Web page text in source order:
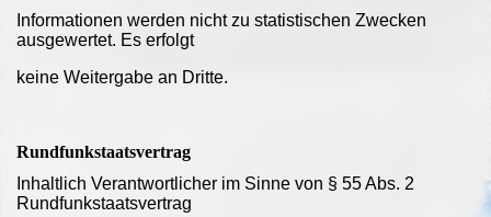
Informationen werden nicht zu statistischen Zwecken
ausgewertet. Es erfolgt
keine Weitergabe an Dritte.
Rundfunkstaatsvertrag
Inhaltlich Verantwortlicher im Sinne von § 55 Abs. 2
Rundfunkstaatsvertrag